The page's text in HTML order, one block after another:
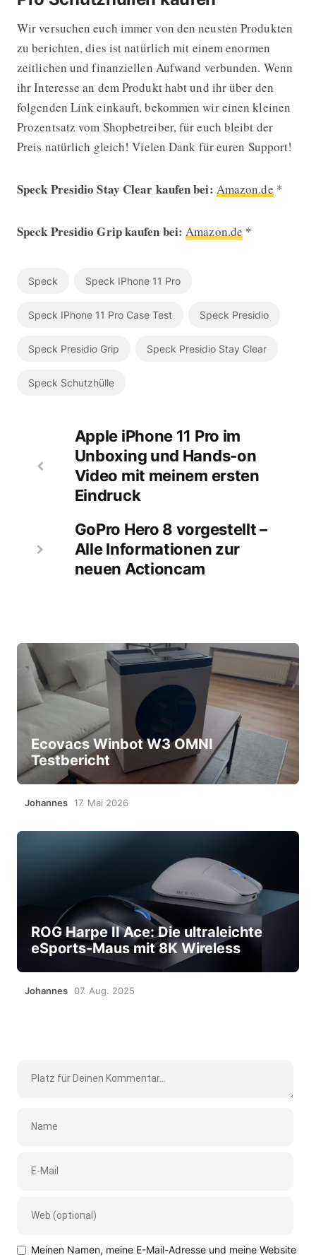
Wir versuchen euch immer von den neusten Produkten
zu berichten, dies ist natürlich mit einem enormen
zeitlichen und finanziellen Aufwand verbunden. Wenn
ihr Interesse an dem Produkt habt und ihr über den
folgenden Link einkauft, bekommen wir einen kleinen
Prozentsatz vom Shopbetreiber, für euch bleibt der
Preis natürlich gleich! Vielen Dank für euren Support!
Speck Presidio Stay Clear kaufen bei: Amazon.de *
Speck Presidio Grip kaufen bei: Amazon.de *
Speck Speck IPhone 11 Pro
Speck IPhone 11 Pro Case Test Speck Presidio
Speck Presidio Grip Speck Presidio Stay Clear
Speck Schutzhülle
Apple iPhone 11 Pro im
Unboxing und Hands-on
Video mit meinem ersten
Eindruck
GoPro Hero 8 vorgestellt –
Alle Informationen zur
neuen Actioncam
Ecovacs Winbot W3 OMNI
Testbericht
Johannes 17. Mai 2026
ROG Harpe II Ace: Die ultraleichte
eSports-Maus mit 8K Wireless
Johannes 07. Aug. 2025
Meinen Namen, meine E-Mail-Adresse und meine Website